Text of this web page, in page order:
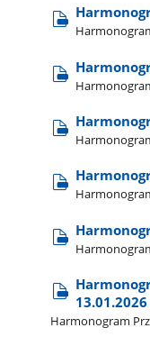
Harmonogram